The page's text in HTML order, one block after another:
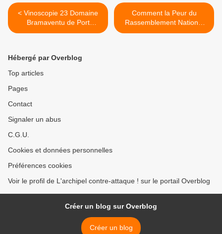
< Vinoscopie 23 Domaine
Bramaventu de Port
Vendres Carlo Canali
Comment la Peur du
Rassemblement National
Bloque Nos Chakras Le
Hébergé par Overblog
Top articles
Pages
Contact
Signaler un abus
C.G.U.
Cookies et données personnelles
Préférences cookies
Voir le profil de L'archipel contre-attaque ! sur le portail Overblog
Créer un blog sur Overblog
Créer un blog